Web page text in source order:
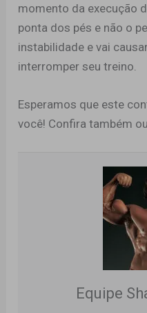
momento da execução
ponta dos pés e não o
instabilidade e vai
interromper seu treino.
Esperamos que este
você! Confira também
Equipe